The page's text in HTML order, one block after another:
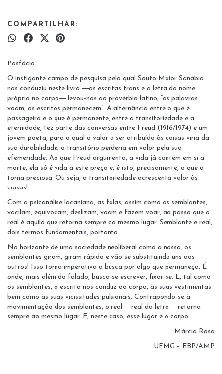
COMPARTILHAR:
Posfácio
O instigante campo de pesquisa pelo qual Souto Maior Sanabio
nos conduziu neste livro ―as escritas trans e a letra do nome
próprio no corpo― levou-nos ao provérbio latino, “as palavras
voam, os escritos permanecem”. A alternância entre o que é
passageiro e o que é permanente, entre a transitoriedade e a
eternidade, fez parte das conversas entre Freud (1916/1974) e um
jovem poeta, para o qual o valor a ser atribuído às coisas viria da
sua durabilidade; o transitório perderia em valor pela sua
efemeridade. Ao que Freud argumenta, a vida já contém em si a
morte, ela só é vida a este preço e, é isto, precisamente, o que a
torna preciosa. Ou seja, a transitoriedade acrescenta valor às
coisas!
Com a psicanálise lacaniana, as falas, assim como os semblantes,
vacilam, equivocam, deslizam, voam e fazem voar, ao passo que o
real é aquilo que retorna sempre ao mesmo lugar. Semblante e real,
dois termos fundamentais, portanto.
No horizonte de uma sociedade neoliberal como a nossa, os
semblantes giram, giram rápido e vão se substituindo uns aos
outros! Isso torna imperativa a busca por algo que permaneça. É
onde, mais além do falado, busca-se escrever, fixar-se. E, tal como
os semblantes, a escrita nos conduz ao corpo, às suas vestimentas
bem como às suas vicissitudes pulsionais. Contrapondo-se à
movimentação dos semblantes, o real ―real da letra― retorna
sempre ao mesmo lugar. E, neste caso, esse lugar é o corpo.
Márcia Rosa
UFMG – EBP/AMP